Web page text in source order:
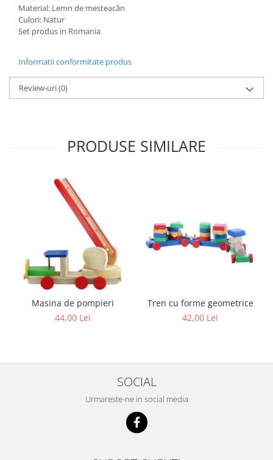
Material: Lemn de mesteacăn
Culori: Natur
Set produs in Romania
Informatii conformitate produs
Review-uri(0)
PRODUSE SIMILARE
Masina de pompieri
44,00 Lei
Tren cu forme geometrice
42,00 Lei
SOCIAL
Urmareste-ne in social media